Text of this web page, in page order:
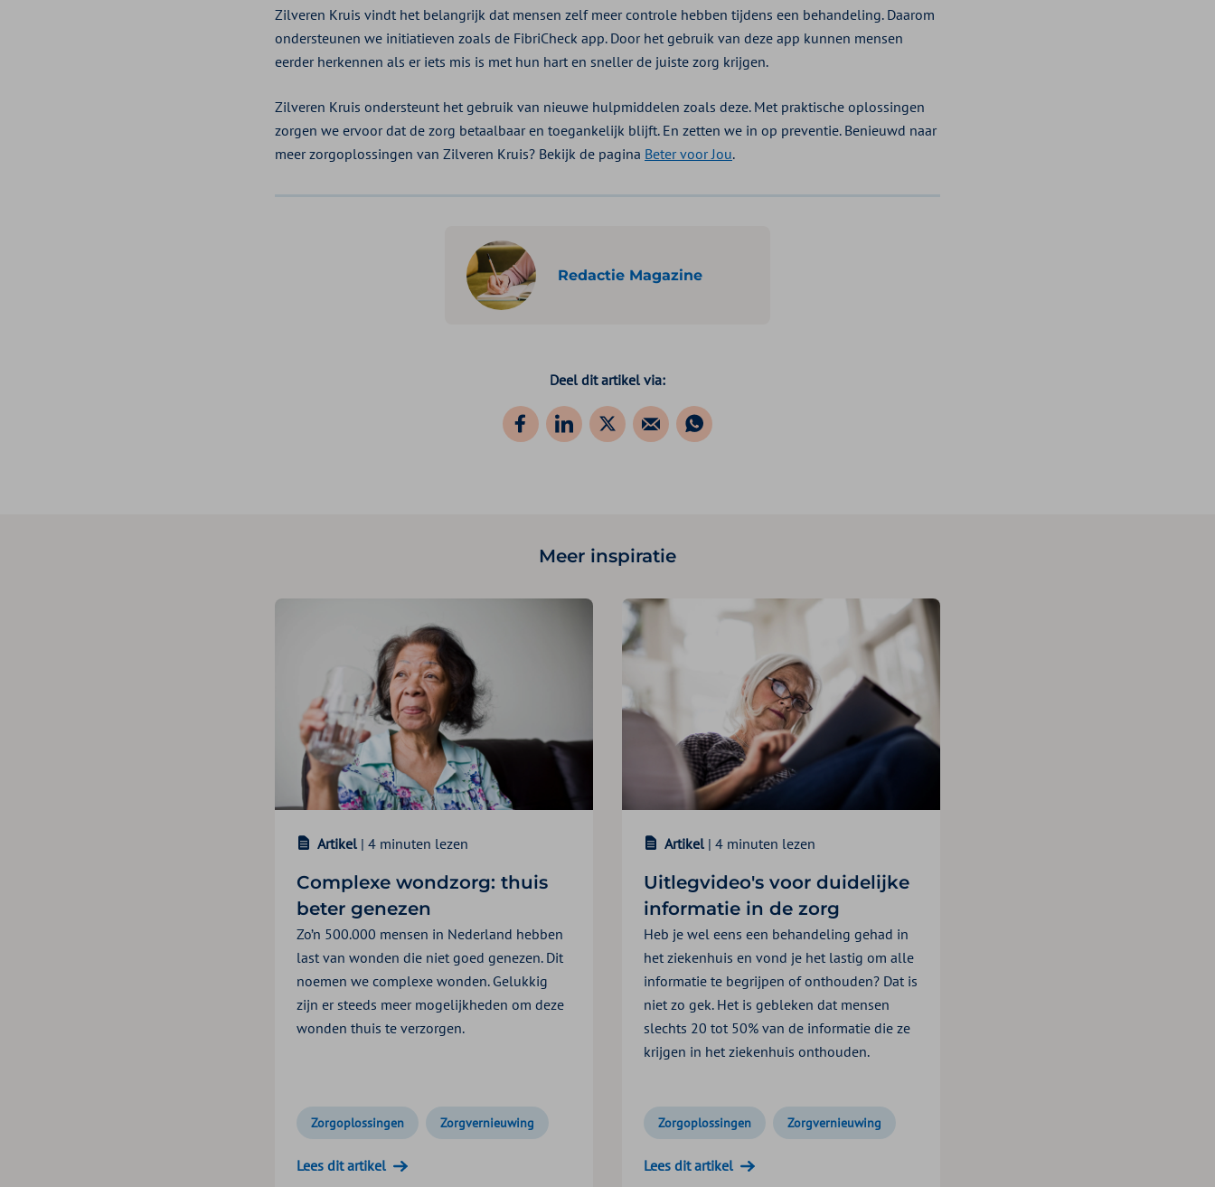
Zilveren Kruis vindt het belangrijk dat mensen zelf meer controle hebben tijdens een behandeling. Daarom
ondersteunen we initiatieven zoals de FibriCheck app. Door het gebruik van deze app kunnen mensen
eerder herkennen als er iets mis is met hun hart en sneller de juiste zorg krijgen.
Zilveren Kruis ondersteunt het gebruik van nieuwe hulpmiddelen zoals deze. Met praktische oplossingen
zorgen we ervoor dat de zorg betaalbaar en toegankelijk blijft. En zetten we in op preventie. Benieuwd naar
meer zorgoplossingen van Zilveren Kruis? Bekijk de pagina Beter voor Jou.
Redactie Magazine
Deel dit artikel via:
Meer inspiratie
Artikel | 4 minuten lezen
Complexe wondzorg: thuis
beter genezen
Zo’n 500.000 mensen in Nederland hebben
last van wonden die niet goed genezen. Dit
noemen we complexe wonden. Gelukkig
zijn er steeds meer mogelijkheden om deze
wonden thuis te verzorgen.
Zorgoplossingen Zorgvernieuwing
Lees dit artikel
Artikel | 4 minuten lezen
Uitlegvideo's voor duidelijke
informatie in de zorg
Heb je wel eens een behandeling gehad in
het ziekenhuis en vond je het lastig om alle
informatie te begrijpen of onthouden? Dat is
niet zo gek. Het is gebleken dat mensen
slechts 20 tot 50% van de informatie die ze
krijgen in het ziekenhuis onthouden.
Zorgoplossingen Zorgvernieuwing
Lees dit artikel